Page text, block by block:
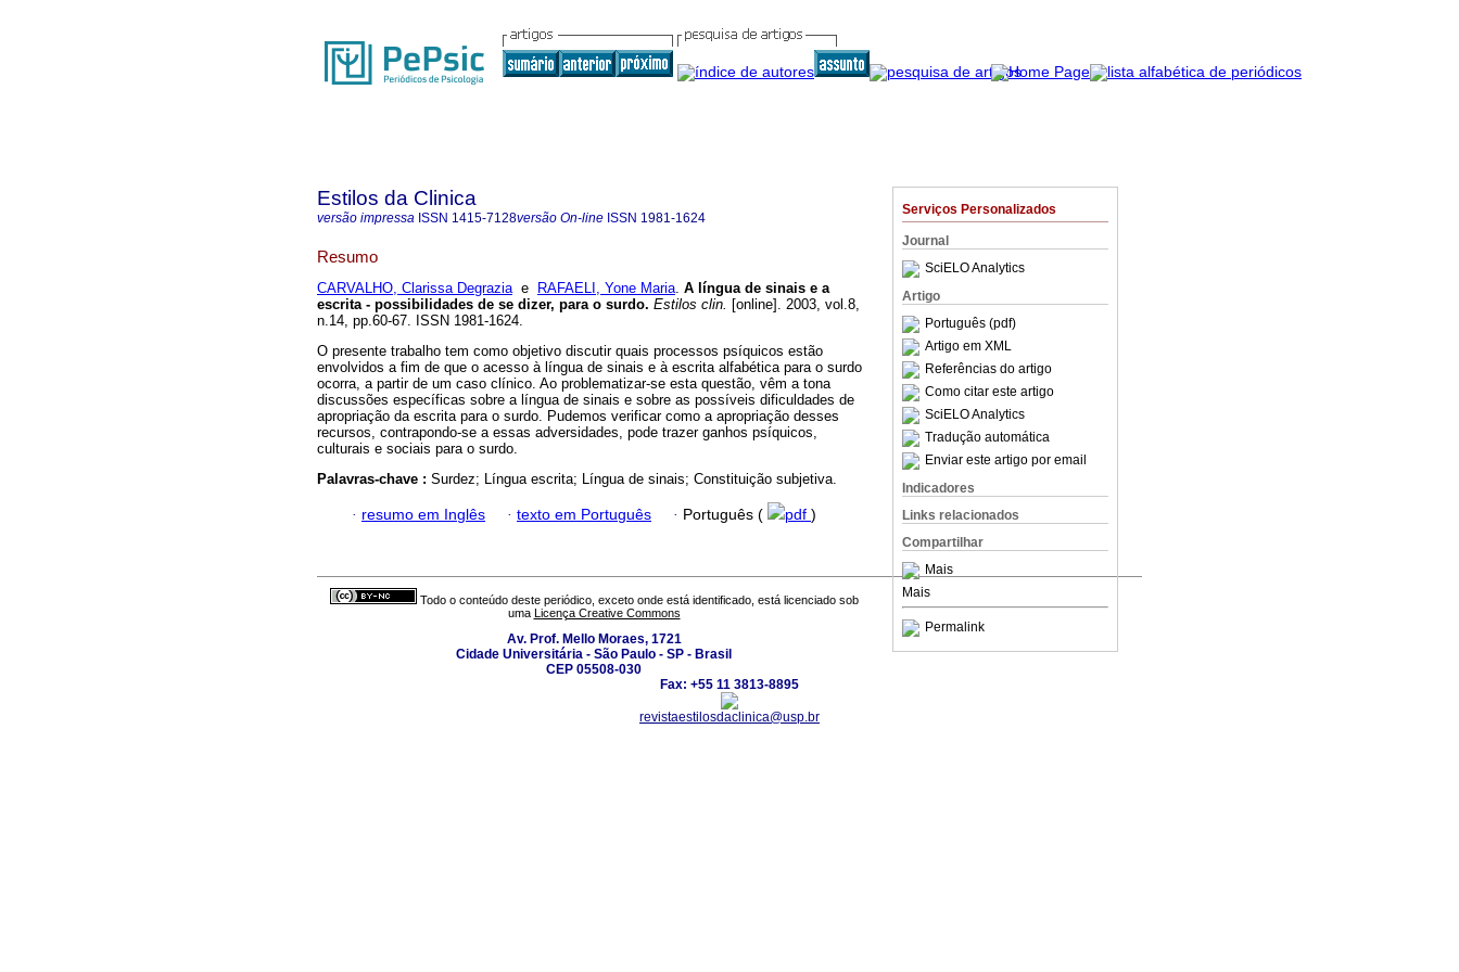
Serviços Personalizados
Journal
SciELO Analytics
Artigo
Português (pdf)
Artigo em XML
Referências do artigo
Como citar este artigo
SciELO Analytics
Tradução automática
Enviar este artigo por email
Indicadores
Links relacionados
Compartilhar
Mais
Mais
Permalink
Estilos da Clinica
versão impressa ISSN 1415-7128versão On-line ISSN 1981-1624
Resumo
CARVALHO, Clarissa Degraziae RAFAELI, Yone Maria. A língua de sinais e a
escrita - possibilidades de se dizer, para o surdo. Estilos clin. [online]. 2003, vol.8,
n.14, pp.60-67. ISSN 1981-1624.
O presente trabalho tem como objetivo discutir quais processos psíquicos estão
envolvidos a fim de que o acesso à língua de sinais e à escrita alfabética para o surdo
ocorra, a partir de um caso clínico. Ao problematizar-se esta questão, vêm a tona
discussões específicas sobre a língua de sinais e sobre as possíveis dificuldades de
apropriação da escrita para o surdo. Pudemos verificar como a apropriação desses
recursos, contrapondo-se a essas adversidades, pode trazer ganhos psíquicos,
culturais e sociais para o surdo.
Palavras-chave : Surdez; Língua escrita; Língua de sinais; Constituição subjetiva.
· resumo em Inglês · texto em Português · Português ( pdf )
Todo o conteúdo deste periódico, exceto onde está identificado, está licenciado sob
uma Licença Creative Commons
Av. Prof. Mello Moraes, 1721
Cidade Universitária - São Paulo - SP - Brasil
CEP 05508-030
Fax: +55 11 3813-8895
revistaestilosdaclinica@usp.br